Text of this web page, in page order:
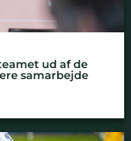
ud af de
samarbejde